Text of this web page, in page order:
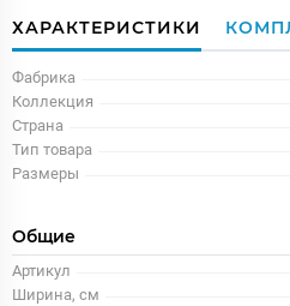
ХАРАКТЕРИСТИКИ
Фабрика
Коллекция
Страна
Тип товара
Размеры
Общие
Артикул
Ширина, см